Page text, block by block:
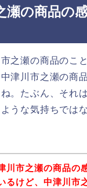
瀬の商品の
之瀬の商品のこ
津川市之瀬の商
。たぶん、それ
うな気持ちでは
川市之瀬の商品の
るけど、中津川市